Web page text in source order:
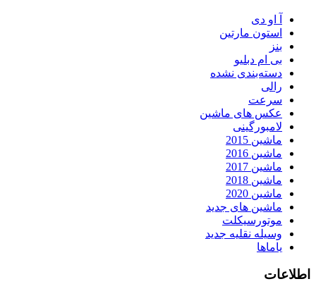
آ او دی
استون مارتین
بنز
بی ام دبلیو
دسته‌بندی نشده
رالی
سرعت
عکس های ماشین
لامبورگینی
ماشین 2015
ماشین 2016
ماشین 2017
ماشین 2018
ماشین 2020
ماشین های جدید
موتورسیکلت
وسیله نقلیه جدید
یاماها
اطلاعات